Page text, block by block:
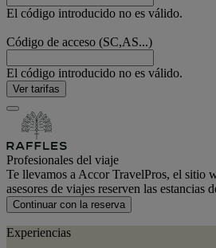
El código introducido no es válido.
Código de acceso (SC,AS...)
El código introducido no es válido.
Ver tarifas
Profesionales del viaje
Te llevamos a Accor TravelPros, el sitio
asesores de viajes reserven las estancias
Continuar con la reserva
Experiencias